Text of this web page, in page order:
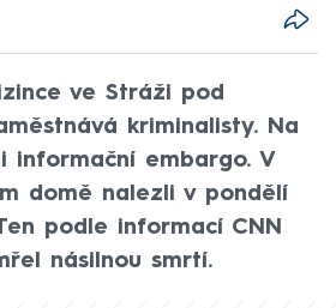
ve Stráži pod
kriminalisty. Na
informační embargo. V
domě nalezli v pondělí
podle informací CNN
násilnou smrtí.